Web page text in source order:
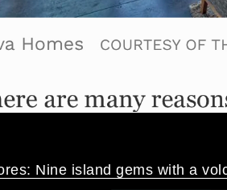
Nine island gems with a